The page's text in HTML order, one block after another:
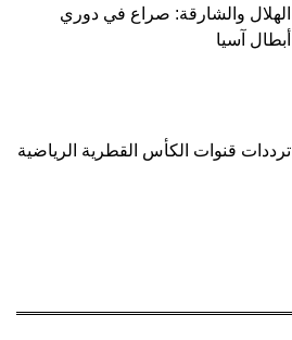
الهلال والشارقة: صراع في دوري
أبطال آسيا
ترددات قنوات الكأس القطرية الرياضية